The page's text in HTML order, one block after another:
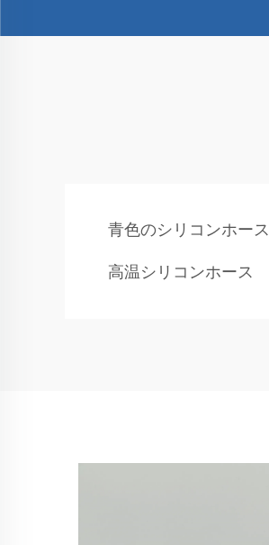
青色のシリコンホース
高温シリコンホース